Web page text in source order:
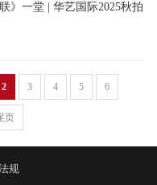
》一堂 | 华艺国际2025秋拍
2 3 4 5 6
页
规